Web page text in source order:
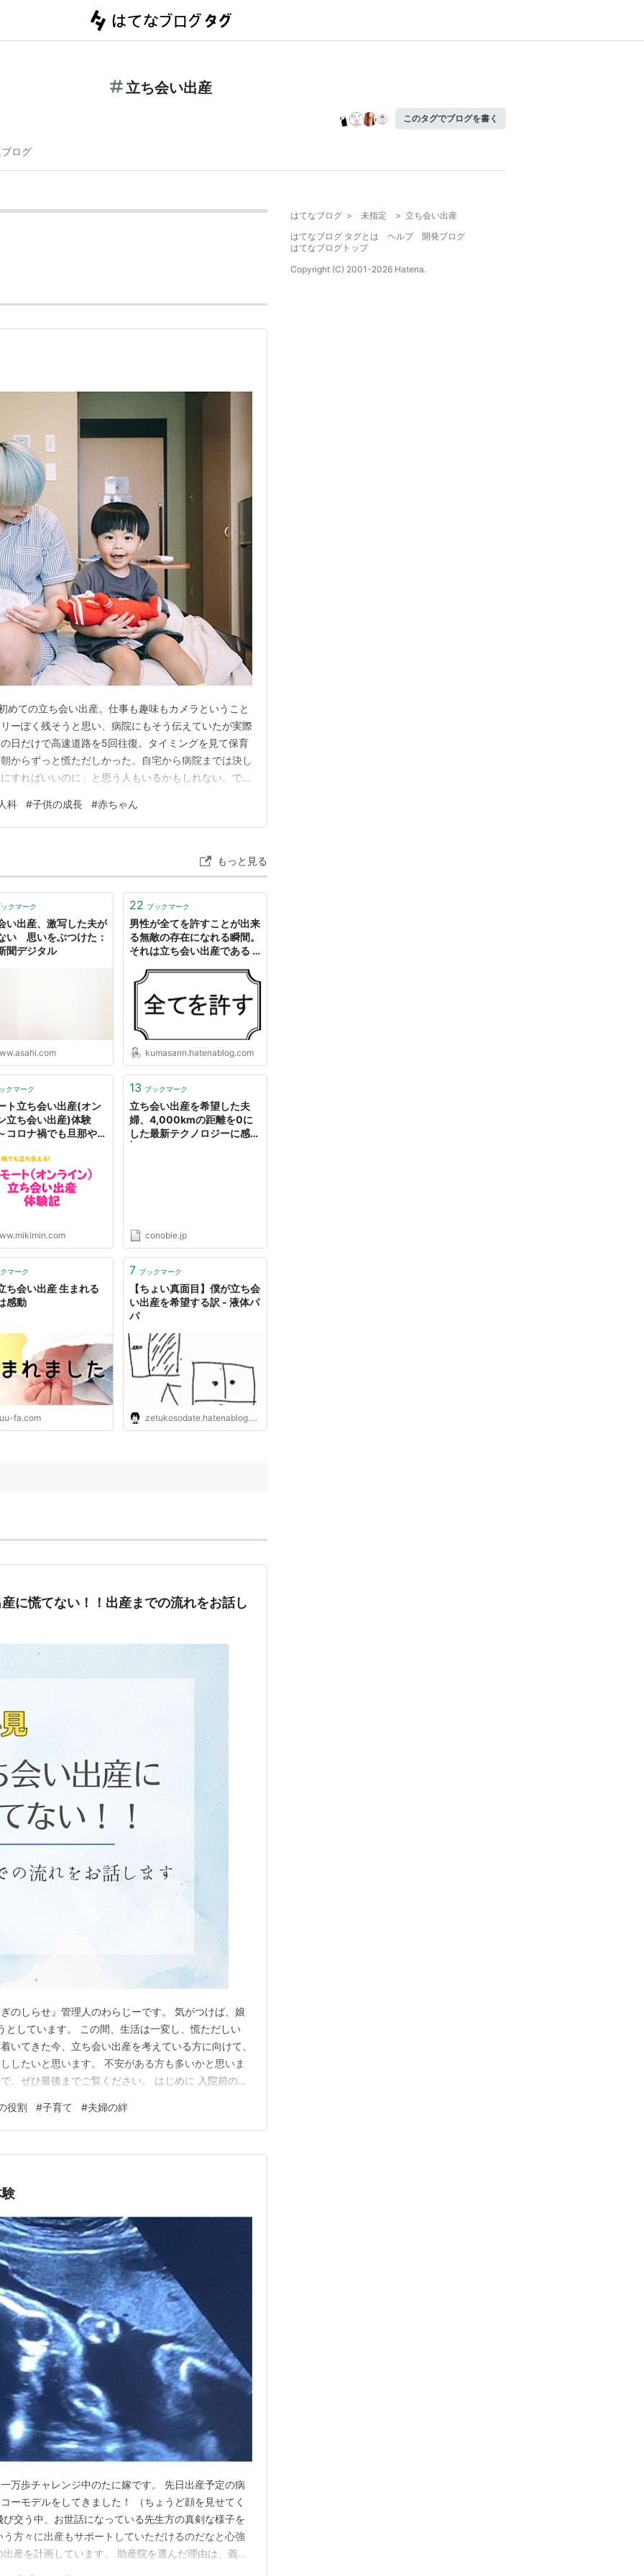
立ち会い出産
このタグでブログを書く
ログ
ての立ち会い出産。仕事も趣味もカメラということ
ーぽく残そうと思い、病院にもそう伝えていたが実際
日だけで高速道路を5回往復。タイミングを見て保育
からずっと慌ただしかった。自宅から病院までは決し
すればいいのに」と思う人もいるかもしれない。で
ではない。だからこそ、その願いだけは叶えてあげた
4時間。超安産だっ…
科 #子供の成長 #赤ちゃん
もっと見る
クマーク
い出産、激写した夫が
い 思いをぶつけた：
聞デジタル
22 ブックマーク
男性が全てを許すことが出来
る無敵の存在になれる瞬間。
それは立ち会い出産である -
kumasann.hatenablog.com
クマーク
ト立ち会い出産(オン
立ち会い出産)体験
コロナ禍でも旦那や家
きのまま
13 ブックマーク
立ち会い出産を希望した夫
婦、4,000kmの距離を0に
した最新テクノロジーに感動
conobie.jp
マーク
ち会い出産 生まれる
感動
fa.com
7 ブックマーク
【ちょい真面目】僕が立ち会
い出産を希望する訳 - 液体パ
パ
zetukosodate.hatenablog.com
に慌てない！！出産までの流れをお話し
のしらせ』管理人のわらじーです。 気がつけば、娘
としています。 この間、生活は一変し、慌ただしい
いてきた今、立ち会い出産を考えている方に向けて、
したいと思います。 不安がある方も多いかと思いま
、ぜひ最後までご覧ください。 はじめに 入院前の準
てきました。 妊娠が発覚してからは、穏やかに時間
したが…
役割 #子育て #夫婦の絆
万歩チャレンジ中のたに嫁です。 先日出産予定の病
ーモデルをしてきました！ （ちょうど顔を見せてく
交う中、お世話になっている先生方の真剣な様子を
方々に出産もサポートしていただけるのだなと心強
産を計画しています。 助産院を選んだ理由は、義姉
はてなブログ > 未指定 > 立ち会い出産
はてなブログ タグとは
ヘルプ
開発ブログ
はてなブログトップ
Copyright (C) 2001-2026 Hatena.